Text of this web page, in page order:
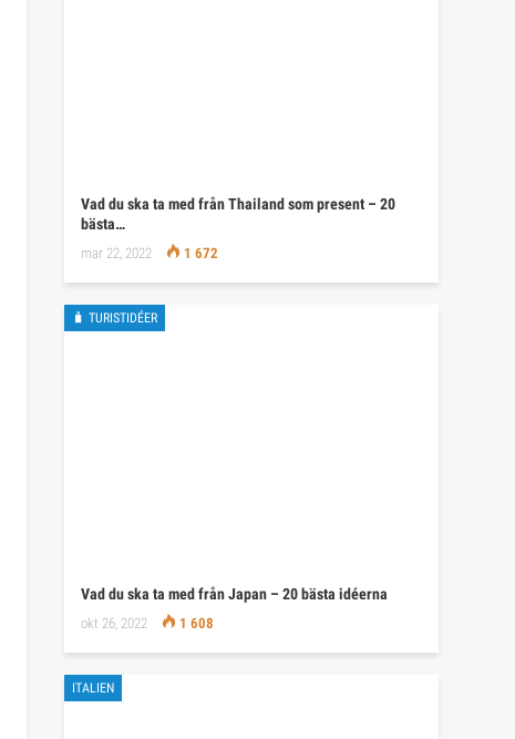
Vad du ska ta med från Thailand som present – 20
bästa…
mar 22, 2022 1 672
🧳 TURISTIDÉER
Vad du ska ta med från Japan – 20 bästa idéerna
okt 26, 2022 1 608
ITALIEN